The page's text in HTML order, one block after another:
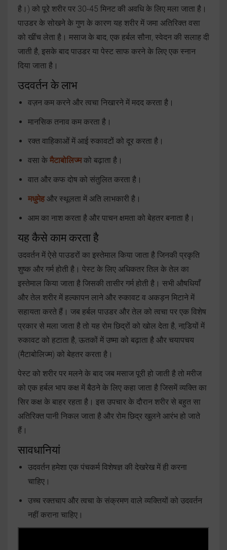
है।) को पूरे शरीर पर 30-45 मिनट की अवधि के लिए मला जाता है।
पाउडर के सोखने के गुण के कारण यह शरीर में जमा अतिरिक्त वसा
को खींच लेता है। मसाज के बाद, एक हर्बल सौना, स्वेदन की सलाह दी
जाती है, इसके बाद पाउडर या पेस्ट साफ करने के लिए एक स्नान
दिया जाता है।
उदवर्तन के लाभ
वज़न कम करने और त्वचा निखारने में मदद करता है।
मानसिक तनाव कम करता है।
रक्त वाहिकाओं में आई रुकावटों को दूर करता है।
वसा के मैटाबोलिज्मको बढ़ाता है।
वात और कफ दोष को संतुलित करता है।
मधुमेहऔर स्थूलता में अति लाभकारी है।
आम का नाश करता है और पाचन क्षमता को बेहतर बनाता है।
यह कैसे काम करता है
उदवर्तन में ऐसे पाउडरों का इस्तेमाल किया जाता है जिनकी प्रकृति
शुष्क और गर्म होती है। पेस्ट के लिए अधिकतर तिल के तेल का
इस्तेमाल किया जाता है जिसकी तासीर गर्म होती है। सभी औषधियाँ
और तेल शरीर में हल्कापन लाने और रुकावट व अकड़न मिटाने में
सहायता करते हैं। जब हर्बल पाउडर और तेल को त्वचा पर एक विशेष
प्रकार से मला जाता है तो यह रोम छिद्रों को खोल देता है, नाडि़यों में
रुकावट को हटाता है, ऊतकों में उष्मा को बढ़ाता है और चयापचय
(मैटाबोलिज्म) को बेहतर करता है।
पेस्ट को शरीर पर मलने के बाद जब मसाज पूरी हो जाती है तो मरीज
को एक हर्बल भाप कक्ष में बैठने के लिए कहा जाता है जिसमें व्यक्ति का
सिर कक्ष के बाहर रहता है। इस उपचार के दौरान शरीर से बहुत सा
अतिरिक्त पानी निकल जाता है और रोम छिद्र खुलने आरंभ हो जाते
हैं।
सावधानियां
उदवर्तन हमेशा एक पंचकर्म विशेषज्ञ की देखरेख में ही करना
चाहिए।
उच्च रक्तचाप और त्वचा के संक्रमण वाले व्यक्तियों को उदवर्तन
नहीं कराना चाहिए।